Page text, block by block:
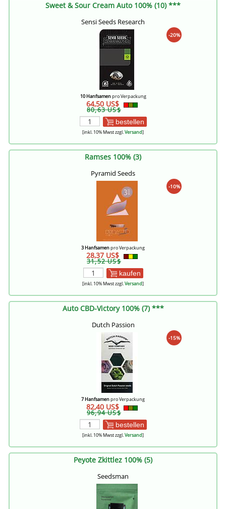
Sweet & Sour Cream Auto 100% (10) ***
Sensi Seeds Research
-20%
10 Hanfsamenpro Verpackung
64,50 US$
80,63 US$
bestellen
[inkl. 10% Mwst zzgl.Versand]
Ramses 100% (3)
Pyramid Seeds
-10%
3 Hanfsamenpro Verpackung
28,37 US$
31,52 US$
kaufen
[inkl. 10% Mwst zzgl.Versand]
Auto CBD-Victory 100% (7) ***
Dutch Passion
-15%
7 Hanfsamenpro Verpackung
82,40 US$
96,94 US$
bestellen
[inkl. 10% Mwst zzgl.Versand]
Peyote Zkittlez 100% (5)
Seedsman